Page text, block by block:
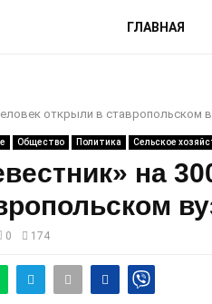
ГЛАВНАЯ
открыли в ставропольском
Общество Политика Сельское
на
0 174